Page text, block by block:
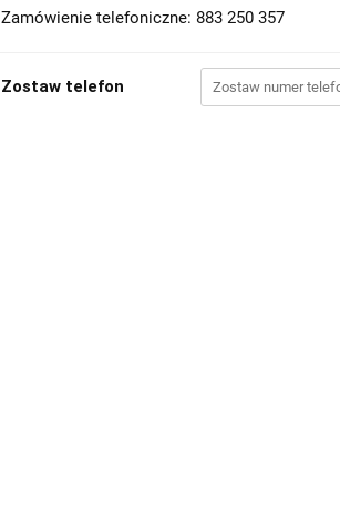
Zamówienie telefoniczne: 883 250 357
Zostaw telefon